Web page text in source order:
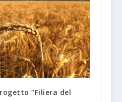
“Filiera del